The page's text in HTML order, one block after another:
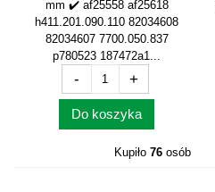
mm ✔️ af25558 af25618
h411.201.090.110 82034608
82034607 7700.050.837
p780523 187472a1...
- +
Do koszyka
Kupiło 76 osób